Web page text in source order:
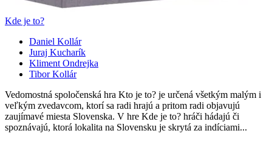
Kde je to?
Daniel Kollár
Juraj Kucharík
Kliment Ondrejka
Tibor Kollár
Vedomostná spoločenská hra Kto je to? je určená všetkým malým i
veľkým zvedavcom, ktorí sa radi hrajú a pritom radi objavujú
zaujímavé miesta Slovenska. V hre Kde je to? hráči hádajú či
spoznávajú, ktorá lokalita na Slovensku je skrytá za indíciami...